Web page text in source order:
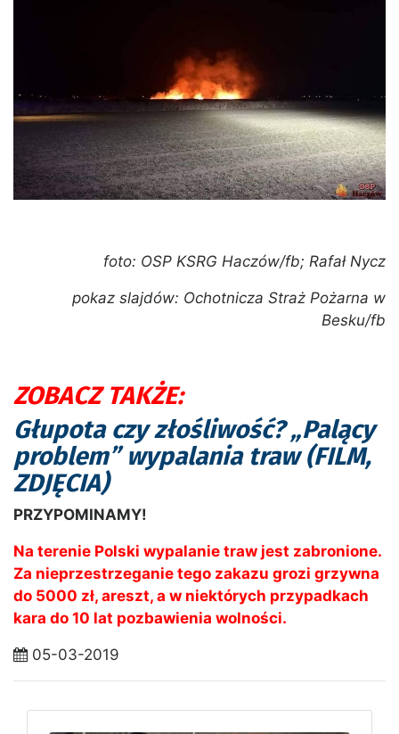
foto: OSP KSRG Haczów/fb; Rafał Nycz
pokaz slajdów: Ochotnicza Straż Pożarna w
Besku/fb
ZOBACZ TAKŻE:
Głupota czy złośliwość? „Palący
problem” wypalania traw (FILM,
ZDJĘCIA)
PRZYPOMINAMY!
Na terenie Polski wypalanie traw jest zabronione.
Za nieprzestrzeganie tego zakazu grozi grzywna
do 5000 zł, areszt, a w niektórych przypadkach
kara do 10 lat pozbawienia wolności.
05-03-2019